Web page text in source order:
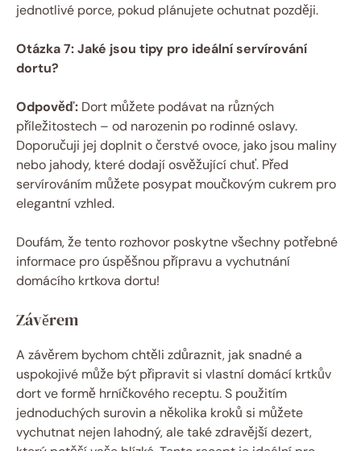
jednotlivé porce, pokud plánujete ochutnat později.
Otázka 7: Jaké jsou tipy pro ideální servírování
dortu?
Odpověď: Dort můžete podávat na různých
příležitostech – od narozenin po rodinné oslavy.
Doporučuji jej doplnit o čerstvé ovoce, jako jsou maliny
nebo jahody, které dodají osvěžující chuť. Před
servírováním můžete posypat moučkovým cukrem pro
elegantní vzhled.
Doufám, že tento rozhovor poskytne všechny potřebné
informace pro úspěšnou přípravu a vychutnání
domácího krtkova dortu!
Závěrem
A závěrem bychom chtěli zdůraznit, jak snadné a
uspokojivé může být připravit si vlastní domácí krtkův
dort ve formě hrníčkového receptu. S použitím
jednoduchých surovin a několika kroků si můžete
vychutnat nejen lahodný, ale také zdravější dezert,